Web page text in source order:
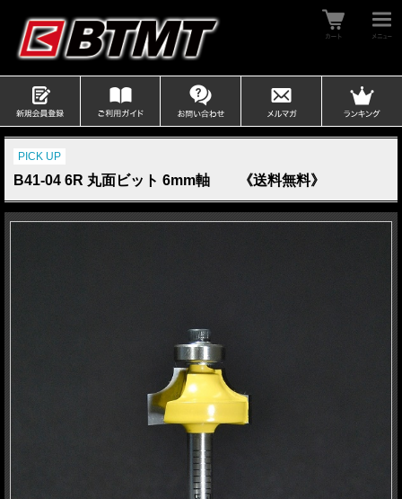
PICK UP
B41-04 6R 丸面ビット 6mm軸 《送料無料》